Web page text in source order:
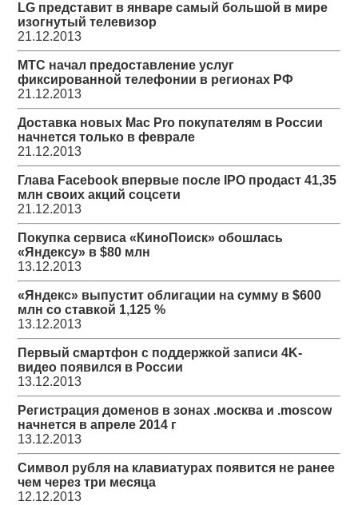
LG представит в январе самый большой в мире
изогнутый телевизор
21.12.2013
МТС начал предоставление услуг
фиксированной телефонии в регионах РФ
21.12.2013
Доставка новых Mac Pro покупателям в России
начнется только в феврале
21.12.2013
Глава Facebook впервые после IPO продаст 41,35
млн своих акций соцсети
21.12.2013
Покупка сервиса «КиноПоиск» обошлась
«Яндексу» в $80 млн
13.12.2013
«Яндекс» выпустит облигации на сумму в $600
млн со ставкой 1,125 %
13.12.2013
Первый смартфон с поддержкой записи 4K-
видео появился в России
13.12.2013
Регистрация доменов в зонах .москва и .moscow
начнется в апреле 2014 г
13.12.2013
Символ рубля на клавиатурах появится не ранее
чем через три месяца
12.12.2013